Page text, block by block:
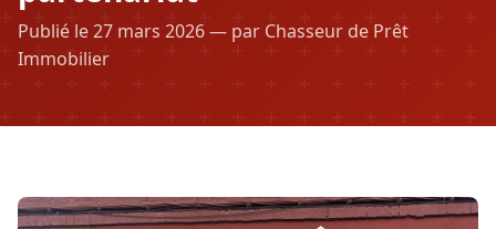
Publié le 27 mars 2026 — par Chasseur de Prêt
Immobilier